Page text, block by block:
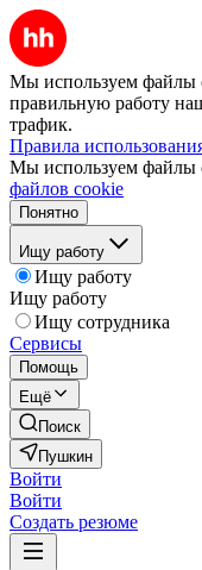
Мы используем файлы
правильную работу
трафик.
Правила
Мы используем файлы
файлов cookie
Понятно
Ищу работу
Ищу работу
Ищу работу
Ищу сотрудника
Сервисы
Помощь
Ещё
Поиск
Пушкин
Войти
Войти
Создать резюме